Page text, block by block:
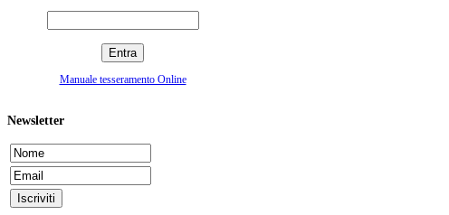
Manuale tesseramento Online
Newsletter